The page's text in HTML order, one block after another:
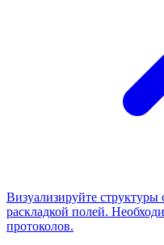
Визуализируйте структуры
раскладкой полей.
протоколов.